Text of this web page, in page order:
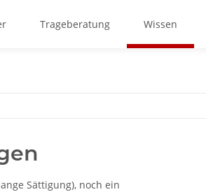
Trageberatung Wissen
Sättigung), noch ein